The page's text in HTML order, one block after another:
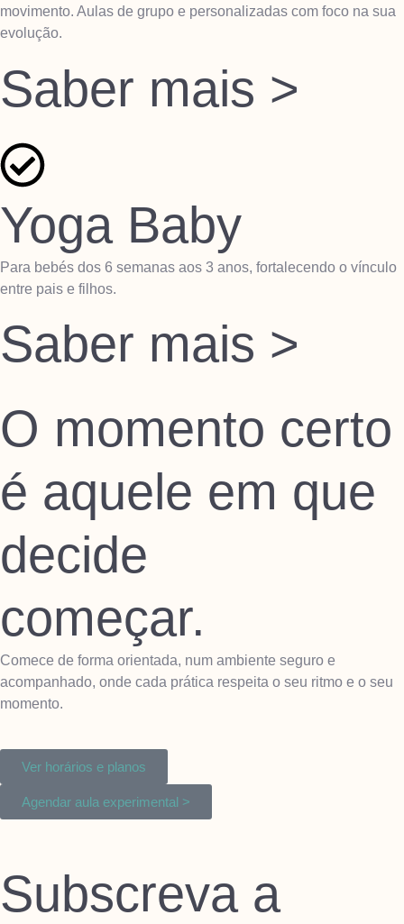
movimento. Aulas de grupo e personalizadas com foco na sua
evolução.
Saber mais >
Yoga Baby
Para bebés dos 6 semanas aos 3 anos, fortalecendo o vínculo
entre pais e filhos.
Saber mais >
O momento certo
é aquele em que
decide
começar.
Comece de forma orientada, num ambiente seguro e
acompanhado, onde cada prática respeita o seu ritmo e o seu
momento.
Ver horários e planos
Agendar aula experimental >
Subscreva a